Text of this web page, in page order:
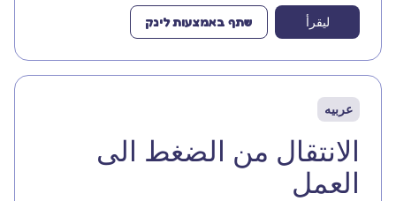
ليقرأ שתף באמצעות לינק
عربيه
الانتقال من الضغط الى
العمل